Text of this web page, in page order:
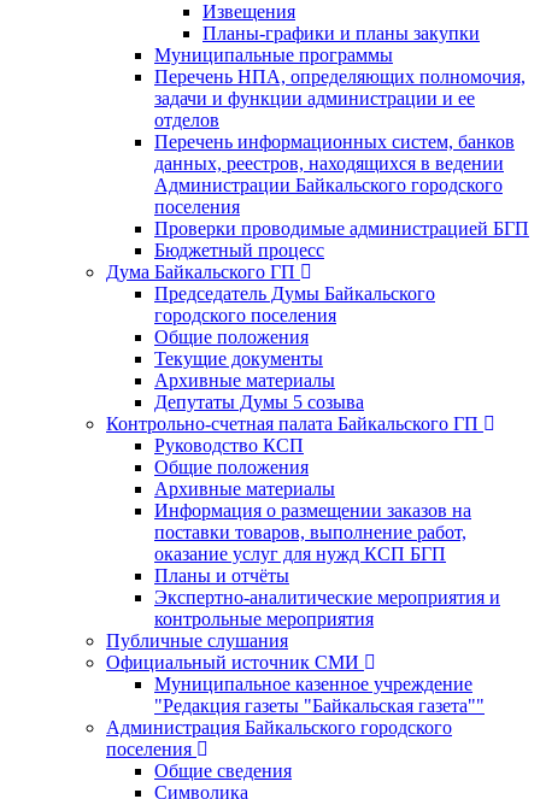
Извещения
Планы-графики и планы закупки
Муниципальные программы
Перечень НПА, определяющих полномочия,
задачи и функции администрации и ее
отделов
Перечень информационных систем, банков
данных, реестров, находящихся в ведении
Администрации Байкальского городского
поселения
Проверки проводимые администрацией БГП
Бюджетный процесс
Дума Байкальского ГП
Председатель Думы Байкальского
городского поселения
Общие положения
Текущие документы
Архивные материалы
Депутаты Думы 5 созыва
Контрольно-счетная палата Байкальского ГП
Руководство КСП
Общие положения
Архивные материалы
Информация о размещении заказов на
поставки товаров, выполнение работ,
оказание услуг для нужд КСП БГП
Планы и отчёты
Экспертно-аналитические мероприятия и
контрольные мероприятия
Публичные слушания
Официальный источник СМИ
Муниципальное казенное учреждение
"Редакция газеты "Байкальская газета""
Администрация Байкальского городского
поселения
Общие сведения
Символика